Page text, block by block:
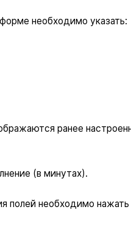
необходимо указать:
ранее
(в минутах).
полей необходимо нажать